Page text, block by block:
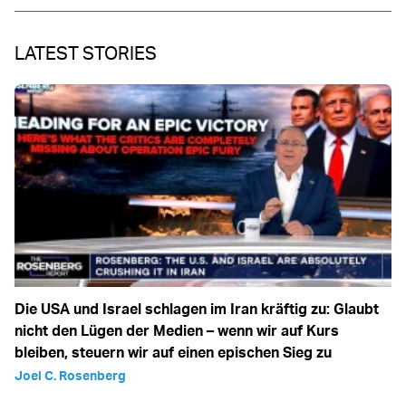
LATEST STORIES
Die USA und Israel schlagen im Iran kräftig zu: Glaubt
nicht den Lügen der Medien – wenn wir auf Kurs
bleiben, steuern wir auf einen epischen Sieg zu
Joel C. Rosenberg